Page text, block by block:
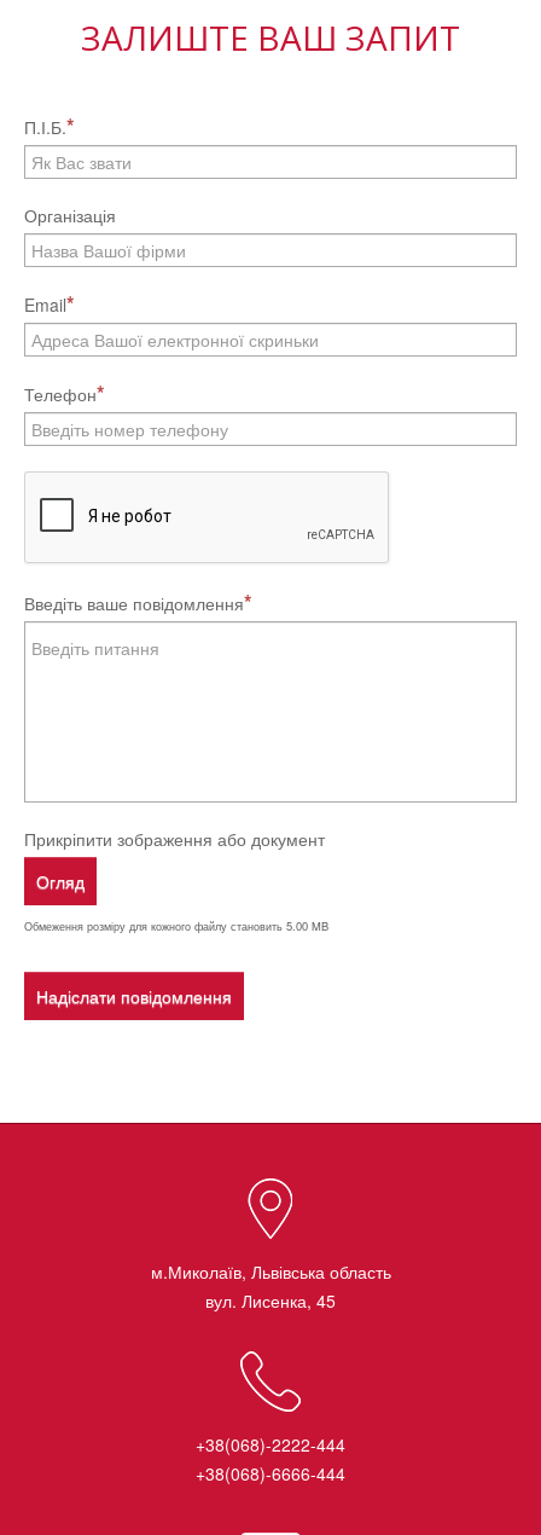
ЗАЛИШТЕ ВАШ ЗАПИТ
П.І.Б.
Організація
Email
Телефон
Введіть ваше повідомлення
Прикріпити зображення або документ
Огляд
Обмеження розміру для кожного файлу становить 5.00 MB
Надіслати повідомлення
м.Миколаїв, Львівська область
вул. Лисенка, 45
+38(068)-2222-444
+38(068)-6666-444